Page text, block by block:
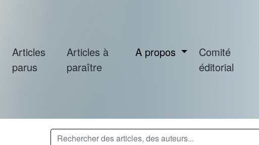
Articles
parus
Articles à
paraître
A propos
Comité
éditorial